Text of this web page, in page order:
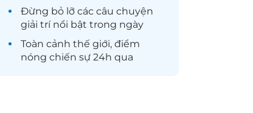
Đừng bỏ lỡ các câu chuyện
giải trínổi bật trong ngày
Toàn cảnh thế giới, điểm
nóng chiến sự 24h qua